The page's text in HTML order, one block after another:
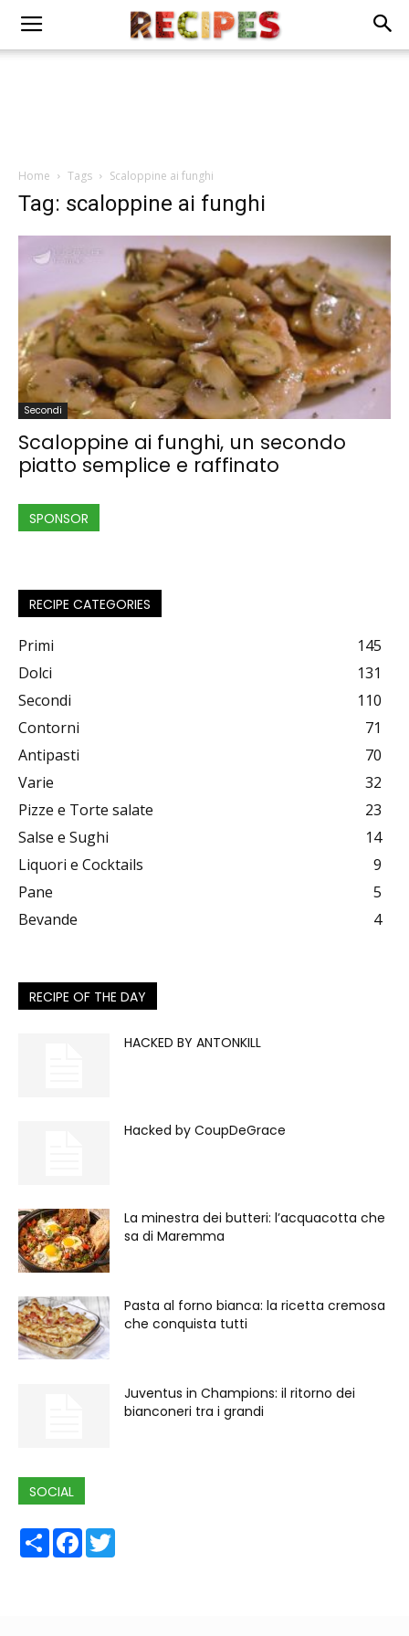
Home Tags Scaloppine ai funghi
Tag: scaloppine ai funghi
Secondi
Scaloppine ai funghi, un secondo
piatto semplice e raffinato
SPONSOR
RECIPE CATEGORIES
Primi
145
Dolci
131
Secondi
110
Contorni
71
Antipasti
70
Varie
32
Pizze e Torte salate
23
Salse e Sughi
14
Liquori e Cocktails
9
Pane
5
Bevande
4
RECIPE OF THE DAY
HACKED BY ANTONKILL
Hacked by CoupDeGrace
La minestra dei butteri: l’acquacotta che
sa di Maremma
Pasta al forno bianca: la ricetta cremosa
che conquista tutti
Juventus in Champions: il ritorno dei
bianconeri tra i grandi
SOCIAL
ShareFacebook